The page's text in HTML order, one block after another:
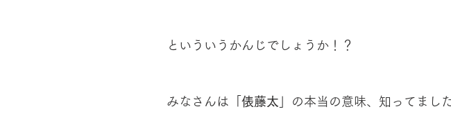
といういうかんじでしょうか！？
みなさんは「 俵藤太 」の本当の意味、知ってまし